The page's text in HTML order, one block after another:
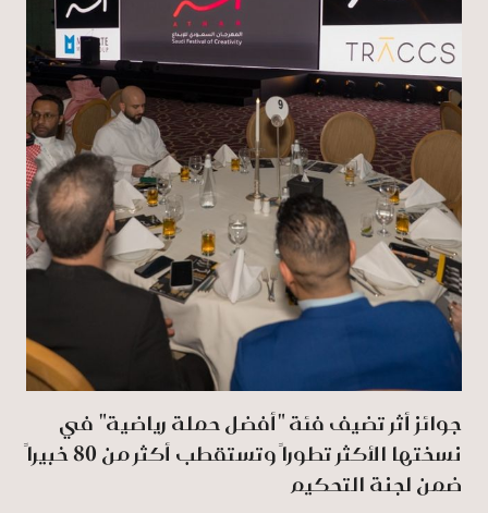
جوائز أثر تضيف فئة "أفضل حملة رياضية" في
نسختها الأكثر تطوراً وتستقطب أكثر من 80 خبيراً
ضمن لجنة التحكيم